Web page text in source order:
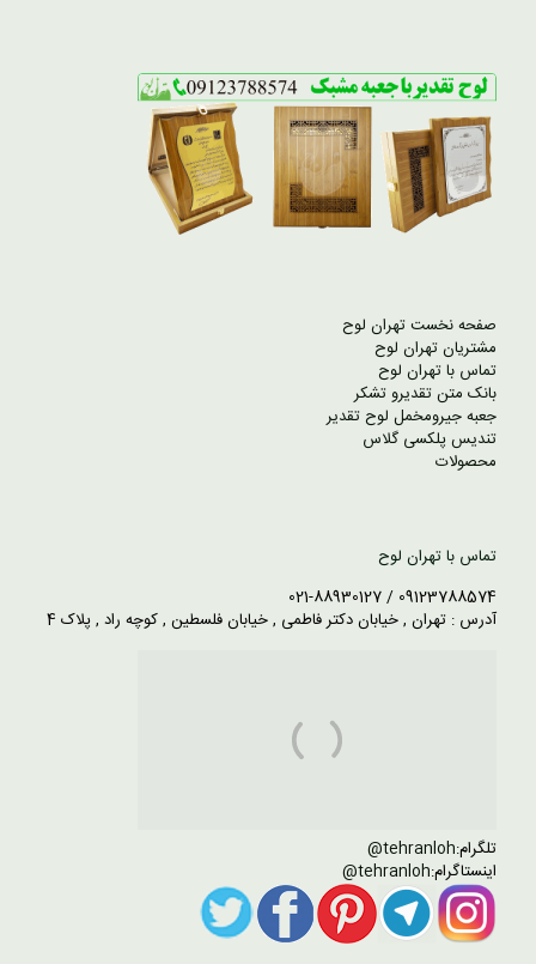
صفحه نخست تهران لوح
مشتریان تهران لوح
تماس با تهران لوح
بانک متن تقدیرو تشکر
جعبه جیرومخمل لوح تقدیر
تندیس پلکسی گلاس
محصولات
تماس با تهران لوح
09123788574 / 021-88930127
آدرس : تهران , خیابان دکتر فاطمی , خیابان فلسطین , کوچه راد , پلاک 4
تلگرام:tehranloh@
اینستاگرام:tehranloh@